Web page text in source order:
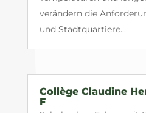
verändern die
und Stadtquartiere...
Collège Claudine
F